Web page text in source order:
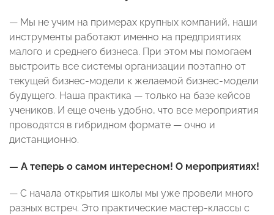
— Мы не учим на примерах крупных компаний, наши
инструменты работают именно на предприятиях
малого и среднего бизнеса. При этом мы помогаем
выстроить все системы организации поэтапно от
текущей бизнес-модели к желаемой бизнес-модели
будущего. Наша практика — только на базе кейсов
учеников. И еще очень удобно, что все мероприятия
проводятся в гибридном формате — очно и
дистанционно.
— А теперь о самом интересном! О мероприятиях!
— С начала открытия школы мы уже провели много
разных встреч. Это практические мастер-классы с